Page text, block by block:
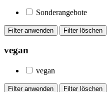
Sonderangebote
vegan
vegan